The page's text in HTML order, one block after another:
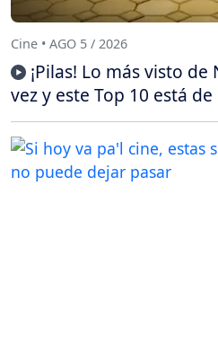
Cine • AGO 5 / 2026
¡Pilas! Lo más visto
vez y este Top 10 está